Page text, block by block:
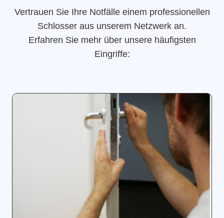
Vertrauen Sie Ihre Notfälle einem professionellen
Schlosser aus unserem Netzwerk an.
Erfahren Sie mehr über unsere häufigsten
Eingriffe: